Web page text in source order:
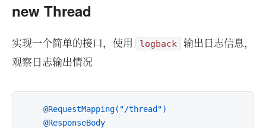
new Thread
实现一个简单的接口，使用 logback
输出日志信息，
观察日志输出情况
@RequestMapping("/thread")
@ResponseBody